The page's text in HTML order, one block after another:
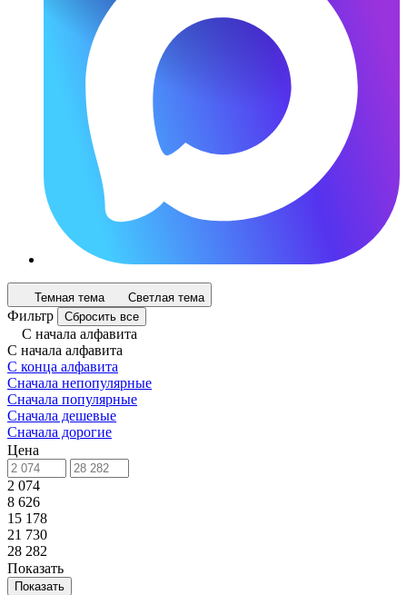
Темная тема Светлая тема
Фильтр Сбросить все
С начала алфавита
С начала алфавита
С конца алфавита
Сначала непопулярные
Сначала популярные
Сначала дешевые
Сначала дорогие
Цена
2 074
8 626
15 178
21 730
28 282
Показать
Показать